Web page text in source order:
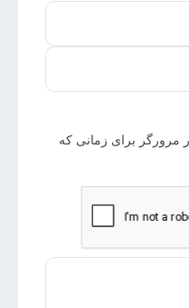
مرورگر برای زمانی که